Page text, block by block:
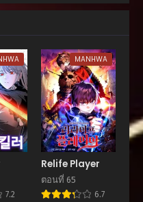
7.2
MANHWA
Relife Player
ตอนที่ 65
6.7